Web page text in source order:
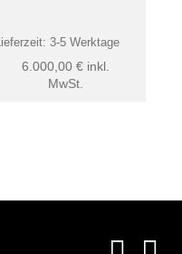
6.000,00€ inkl.
MwSt.
Lieferzeit:3-5 Werktage